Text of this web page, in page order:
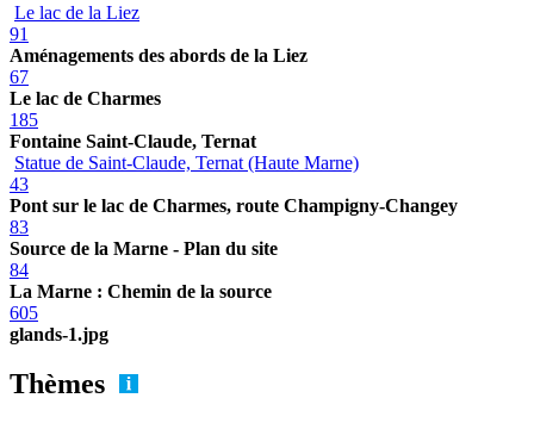
Le lac de la Liez
91
Aménagements des abords de la Liez
67
Le lac de Charmes
185
Fontaine Saint-Claude, Ternat
Statue de Saint-Claude, Ternat (Haute Marne)
43
Pont sur le lac de Charmes, route Champigny-Changey
83
Source de la Marne - Plan du site
84
La Marne : Chemin de la source
605
glands-1.jpg
Thèmes